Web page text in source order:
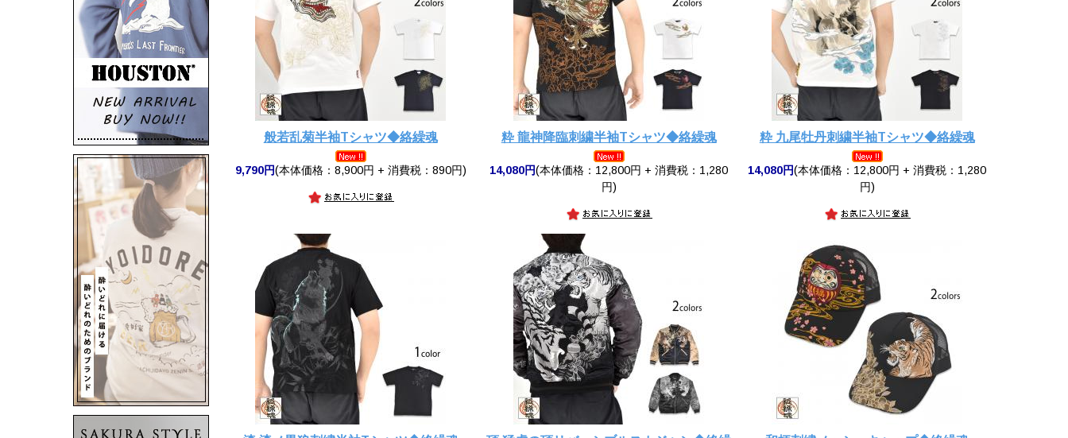
般若乱菊半袖Tシャツ◆絡繰魂
9,790円(本体価格：8,900円 + 消費税：890円)
粋 龍神降臨刺繍半袖Tシャツ◆絡繰魂
14,080円(本体価格：12,800円 + 消費税：1,280
円)
粋 九尾牡丹刺繍半袖Tシャツ◆絡繰魂
14,080円(本体価格：12,800円 + 消費税：1,280
円)